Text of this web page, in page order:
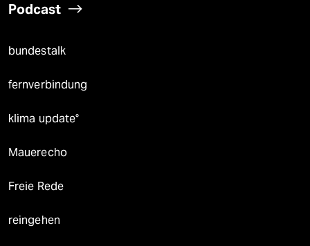
Podcast
bundestalk
fernverbindung
klima update°
Mauerecho
Freie Rede
reingehen